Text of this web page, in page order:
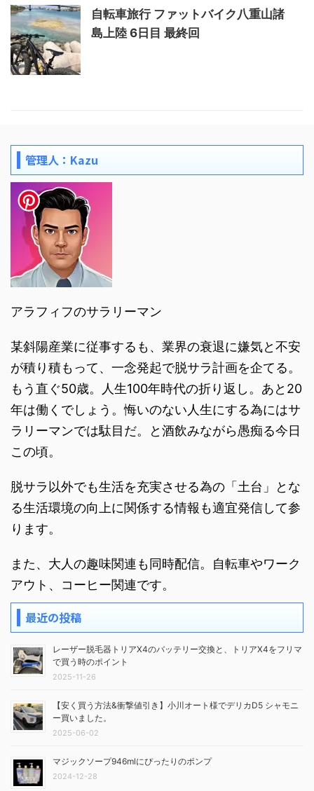
自転車旅行 ファットバイク八重山諸
島上陸 6日目 最終回
管理人：Kazu
アラフィフのサラリーマン
某斜陽産業に従事するも、業界の衰退に嫌気と不安
が積り積もって、一念発起で脱サラ計画を企てる。
もう直ぐ50歳。人生100年時代の折り返し。あと20
年は働くでしょう。悔いのない人生にする為にはサ
ラリーマンでは駄目だ。と酒飲みながら愚痴る今日
この頃。
脱サラ以外でも生活を充実させる為の「土台」とな
る生活環境の向上に関係する情報も適宜発信して参
ります。
また、大人の趣味関連も同時配信。自転車やワーク
アウト、コーヒー関連です。
最近の投稿
レーザー脱毛器トリアX4のバッテリー交換と、トリアX4をフリマ
で買う時のポイント
2025-11-26
【安く買う方法&衝撃値引き】小川オート様でデリカD5 シャモニ
ー買いました。
2025-06-02
マジックソープ946mlにぴったりのポンプ
2024-12-28